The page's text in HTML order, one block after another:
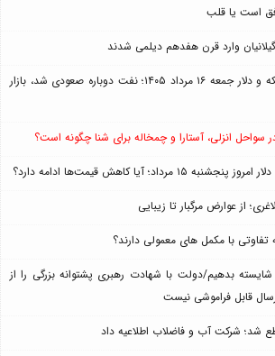
است یا قلب
پیش بینی قیمت طلا، سکه و دلار جمعه ۱۶ مرداد ۱۴۰۵؛ نفت دوباره صعودی شد، بازار
سواحل انزلی، آستارا و چمخاله برای شنا چگونه است؟
آیا کاهش قیمت‌ها ادامه دارد؟
از عوارض مرگبار تا زیبایی
با مکمل های معمولی دارند؟
بدهیم/دولت با شهادت رهبری پشتوانه بزرگی را از
قابل فراموشی نیست
شد؛ شرکت آب و فاضلاب اطلاعیه داد